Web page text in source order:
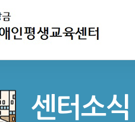
센터소식